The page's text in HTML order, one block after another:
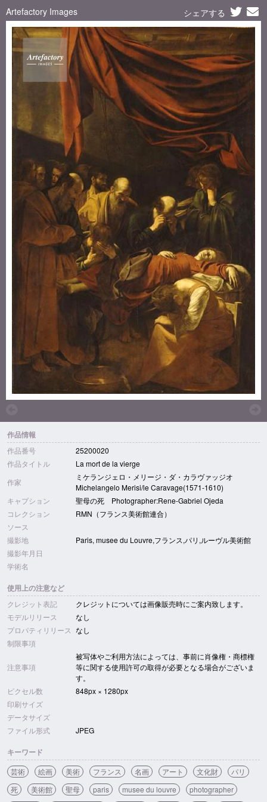
Artefactory Images シェアする
作品情報
作品番号
25200020
作品タイトル
La mort de la vierge
作家
ミケランジェロ・メリージ・ダ・カラヴァッジオ
Michelangelo Merisi/le Caravage(1571-1610)
キャプション
聖母の死 Photographer:Rene-Gabriel Ojeda
コレクション
RMN（フランス美術館連合）
ソース
撮影地
Paris, musee du Louvre,フランス,パリ,ルーヴル美術館
撮影年月日
学術名
使用上の注意など
クレジット表記
クレジットについては画像販売時にご案内致します。
モデルリリース
なし
プロパティリリース なし
制限事項
注意事項
被写体やご利用方法によっては、事前に肖像権・商標権
等に関する使用許可の取得が必要となる場合がございま
す。
ピクセル数
848px × 1280px
印刷サイズ
データサイズ
ファイル形式
JPEG
キーワード
芸術 絵画 美術 フランス 名画 アート 文化財
パリ
死
美術館 聖母 paris musee du louvre photographer